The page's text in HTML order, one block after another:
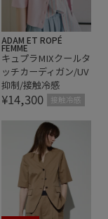
ADAM ET ROPÉ
FEMME
キュプラMIXクールタ
ッチカーディガン/UV
抑制/接触冷感
¥14,300 接触冷感